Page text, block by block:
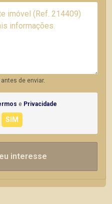
de enviar.
e Privacidade
interesse